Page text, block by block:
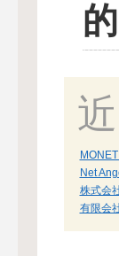
MONET
Net
株式会
有限会